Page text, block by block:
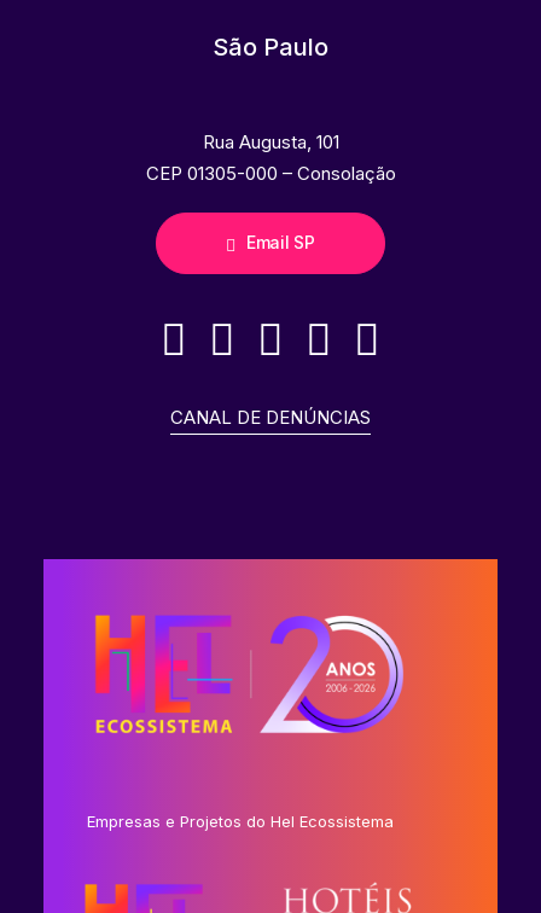
São Paulo
Rua Augusta, 101
CEP 01305-000 – Consolação
Email SP
CANAL DE DENÚNCIAS
Empresas e Projetos do Hel Ecossistema